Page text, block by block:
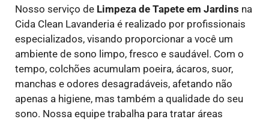
Nosso serviço de Limpeza de Tapete em Jardins na
Cida Clean Lavanderia é realizado por profissionais
especializados, visando proporcionar a você um
ambiente de sono limpo, fresco e saudável. Com o
tempo, colchões acumulam poeira, ácaros, suor,
manchas e odores desagradáveis, afetando não
apenas a higiene, mas também a qualidade do seu
sono. Nossa equipe trabalha para tratar áreas